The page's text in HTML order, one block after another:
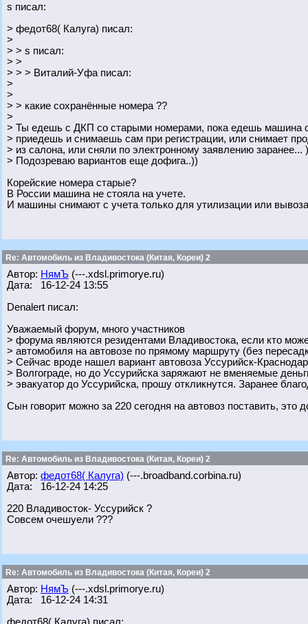
s писал:
> федот68( Калуга) писал:
>
> > s писал:
> >
> > > Виталий-Уфа писал:
>
>
> > какие сохранённые номера ??
>
> Ты едешь с ДКП со старыми номерами, пока едешь машина
> приедешь и снимаешь сам при регистрации, или снимает
> из салона, или сняли по электронному заявлению заранее...
> Подозреваю вариантов еще дофига..))
Корейские номера старые?
В России машина не стояла на учете.
И машины снимают с учета только для утилизации или вывоза
Re: Автомобиль из Владивостока (Китая, Кореи) 2
Автор: НямЪ (---.xdsl.primorye.ru)
Дата: 16-12-24 13:55
Denalert писал:
Уважаемый форум, много участников
> форума являются резидентами Владивостока, если кто
> автомобиля на автовозе по прямому маршруту (без
> Сейчас вроде нашел вариант автовоза Уссурийск-
> Волгограде, но до Уссурийска заряжают не вменяемые
> эвакуатор до Уссурийска, прошу откликнутся. Заранее
Сын говорит можно за 220 сегодня на автовоз поставить, это
Re: Автомобиль из Владивостока (Китая, Кореи) 2
Автор: федот68( Калуга) (---.broadband.corbina.ru)
Дата: 16-12-24 14:25
220 Владивосток- Уссурийск ?
Совсем очешуели ???
Re: Автомобиль из Владивостока (Китая, Кореи) 2
Автор: НямЪ (---.xdsl.primorye.ru)
Дата: 16-12-24 14:31